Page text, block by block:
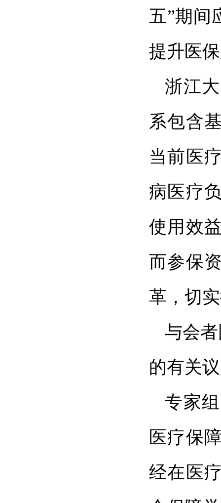
五”期间
提升医
浙江
系包含
当前医
病医疗
使用效
而参保
革，切
与会
的有关
专家
医疗保
经在医